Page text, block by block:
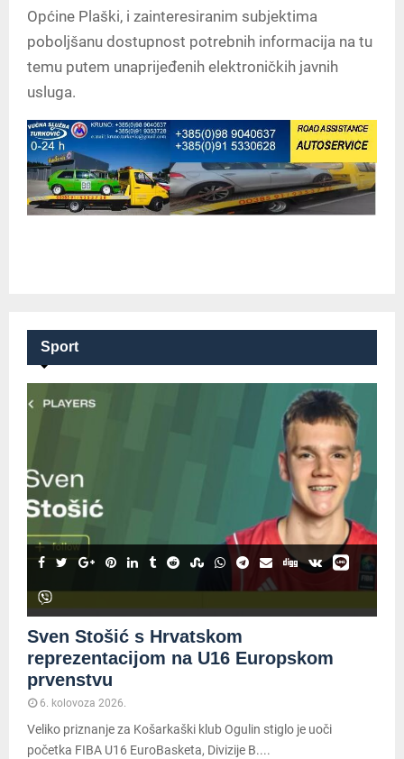
Općine Plaški, i zainteresiranim subjektima
poboljšanu dostupnost potrebnih informacija na tu
temu putem unaprijeđenih elektroničkih javnih
usluga.
Sport
Sven Stošić s Hrvatskom
reprezentacijom na U16 Europskom
prvenstvu
6. kolovoza 2026.
Veliko priznanje za Košarkaški klub Ogulin stiglo je uoči
početka FIBA U16 EuroBasketa, Divizije B....